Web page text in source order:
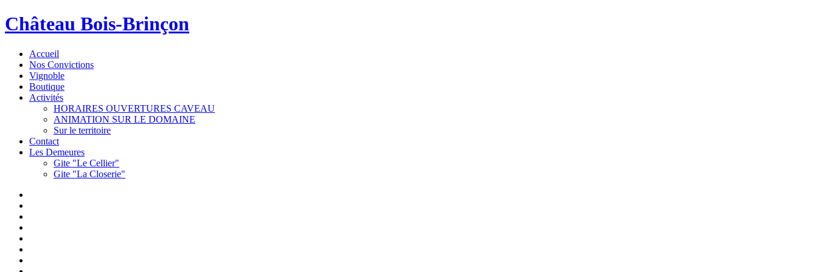
Château Bois-Brinçon
Accueil
Nos Convictions
Vignoble
Boutique
Activités
HORAIRES OUVERTURES CAVEAU
ANIMATION SUR LE DOMAINE
Sur le territoire
Contact
Les Demeures
Gite "Le Cellier"
Gite "La Closerie"